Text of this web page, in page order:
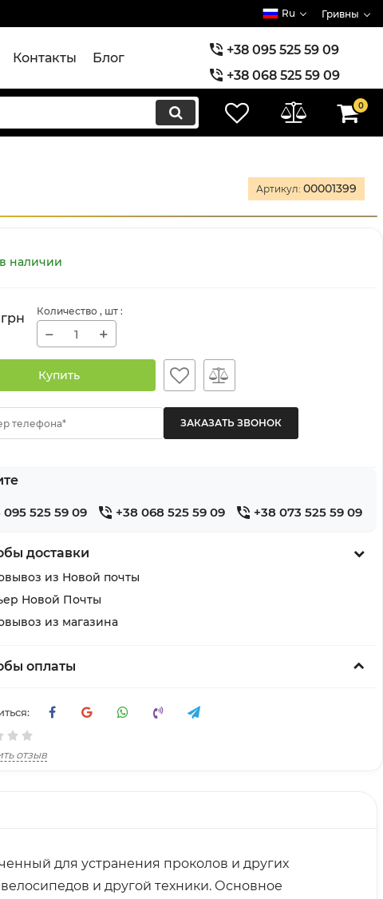
Ru Гривны
Контакты Блог
+38 095 525 59 09
+38 068 525 59 09
+38 073 525 59 09
0
Артикул: 00001399
наличии
грн Количество , шт :
− +
Купить
телефона*
095 525 59 09 +38 068 525 59 09 +38 073 525 59 09
доставки
из Новой почты
Новой Почты
из магазина
оплаты
отзыв
для устранения проколов и других
и другой техники. Основное